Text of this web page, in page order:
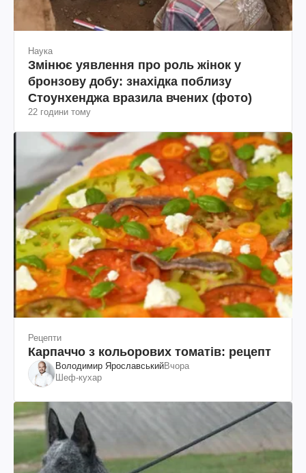
Наука
Змінює уявлення про роль жінок у
бронзову добу: знахідка поблизу
Стоунхенджа вразила вчених (фото)
22 години тому
Рецепти
Карпаччо з кольорових томатів: рецепт
Володимир ЯрославськийВчора
Шеф-кухар